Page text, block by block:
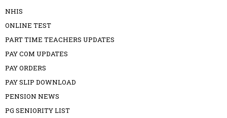
NHIS
ONLINE TEST
PART TIME TEACHERS UPDATES
PAY COM UPDATES
PAY ORDERS
PAY SLIP DOWNLOAD
PENSION NEWS
PG SENIORITY LIST